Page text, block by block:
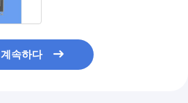
계속하다